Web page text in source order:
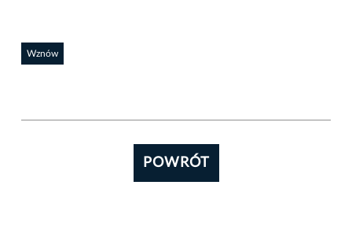
Wznów
POWRÓT